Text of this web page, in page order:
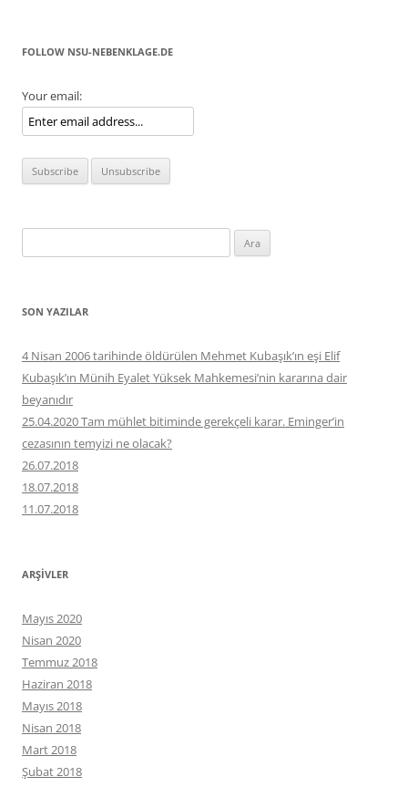
FOLLOW NSU-NEBENKLAGE.DE
Your email:
SON YAZILAR
4 Nisan 2006 tarihinde öldürülen Mehmet Kubaşık’ın eşi Elif
Kubaşık’ın Münih Eyalet Yüksek Mahkemesi’nin kararına dair
beyanıdır
25.04.2020 Tam mühlet bitiminde gerekçeli karar. Eminger’in
cezasının temyizi ne olacak?
26.07.2018
18.07.2018
11.07.2018
ARŞIVLER
Mayıs 2020
Nisan 2020
Temmuz 2018
Haziran 2018
Mayıs 2018
Nisan 2018
Mart 2018
Şubat 2018